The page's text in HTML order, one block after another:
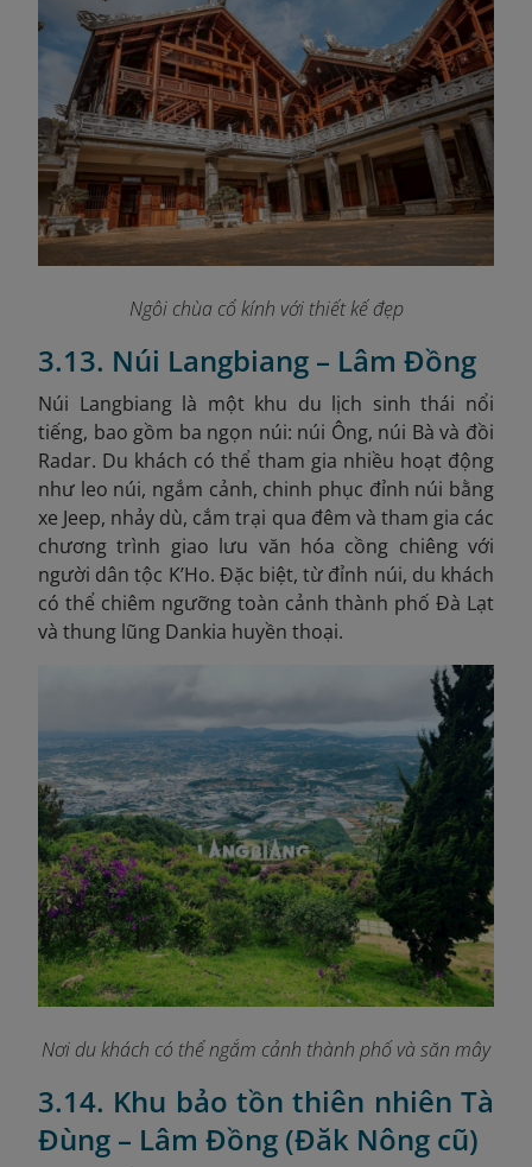
Ngôi chùa cổ kính với thiết kế đẹp
3.13. Núi Langbiang – Lâm Đồng
Núi Langbiang là một khu du lịch sinh thái nổi
tiếng, bao gồm ba ngọn núi: núi Ông, núi Bà và đồi
Radar. Du khách có thể tham gia nhiều hoạt động
như leo núi, ngắm cảnh, chinh phục đỉnh núi bằng
xe Jeep, nhảy dù, cắm trại qua đêm và tham gia các
chương trình giao lưu văn hóa cồng chiêng với
người dân tộc K’Ho. Đặc biệt, từ đỉnh núi, du khách
có thể chiêm ngưỡng toàn cảnh thành phố Đà Lạt
và thung lũng Dankia huyền thoại.
Nơi du khách có thể ngắm cảnh thành phố và săn mây
3.14. Khu bảo tồn thiên nhiên Tà
Đùng – Lâm Đồng (Đăk Nông cũ)